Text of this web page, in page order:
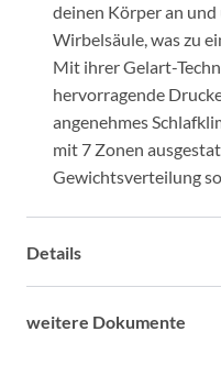
deinen Körper an
Wirbelsäule, was zu
Mit ihrer Gelart-
hervorragende
angenehmes
mit 7 Zonen
Gewichtsverteilung
Details
weitere Dokumente